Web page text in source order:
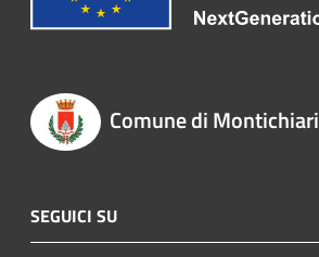
Comune di Montichiari
SEGUICI SU